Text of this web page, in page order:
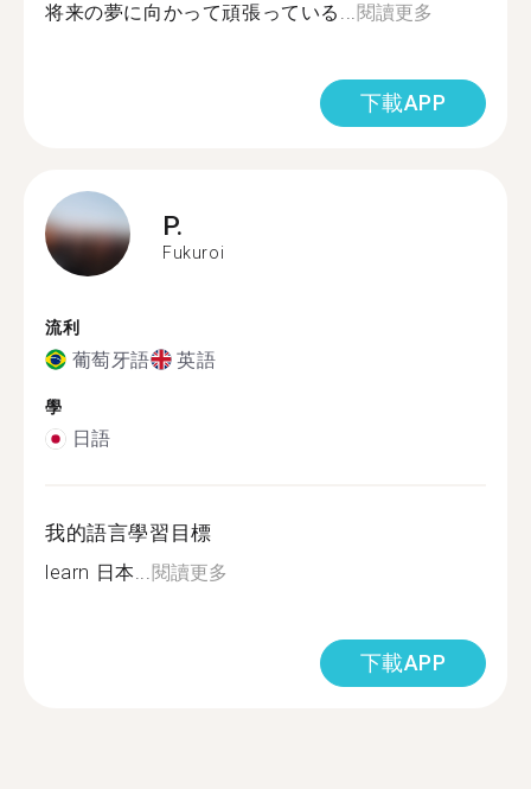
将来の夢に向かって頑張っている...閱讀更多
下載APP
P.
Fukuroi
流利
葡萄牙語 英語
學
日語
我的語言學習目標
learn 日本...閱讀更多
下載APP